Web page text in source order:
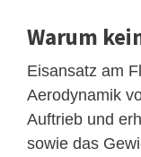
Warum
Eisansatz am
Aerodynamik
Auftrieb und
sowie das